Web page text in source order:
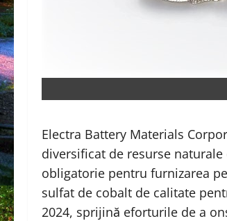
Electra Battery Materials
diversificat de resurse
obligatorie pentru furnizarea
sulfat de cobalt de calitate
2024, sprijină eforturile de a